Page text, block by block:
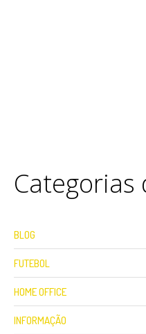
Categorias
BLOG
FUTEBOL
HOME OFFICE
INFORMAÇÃO